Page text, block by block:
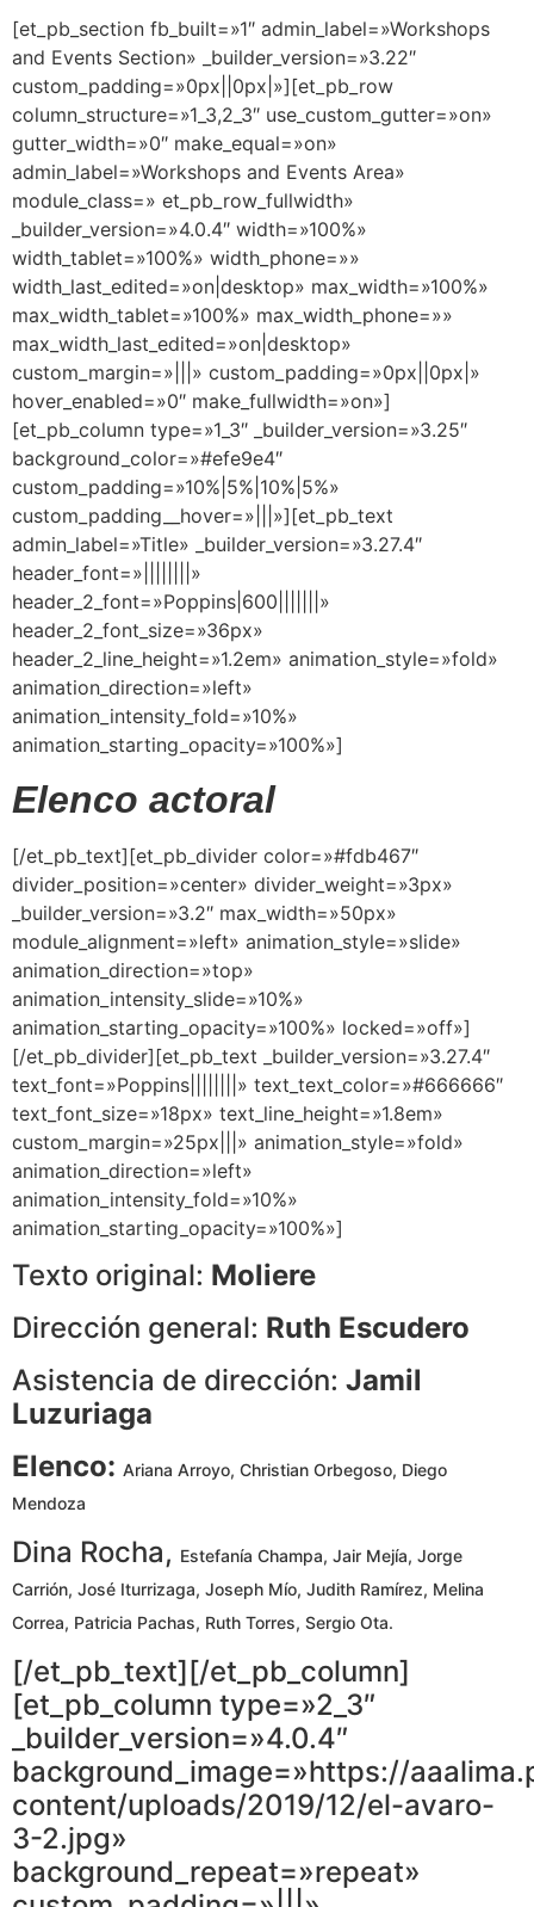
[et_pb_section fb_built=»1″ admin_label=»Workshops
and Events Section» _builder_version=»3.22″
custom_padding=»0px||0px|»][et_pb_row
column_structure=»1_3,2_3″ use_custom_gutter=»on»
gutter_width=»0″ make_equal=»on»
admin_label=»Workshops and Events Area»
module_class=» et_pb_row_fullwidth»
_builder_version=»4.0.4″ width=»100%»
width_tablet=»100%» width_phone=»»
width_last_edited=»on|desktop» max_width=»100%»
max_width_tablet=»100%» max_width_phone=»»
max_width_last_edited=»on|desktop»
custom_margin=»|||» custom_padding=»0px||0px|»
hover_enabled=»0″ make_fullwidth=»on»]
[et_pb_column type=»1_3″ _builder_version=»3.25″
background_color=»#efe9e4″
custom_padding=»10%|5%|10%|5%»
custom_padding__hover=»|||»][et_pb_text
admin_label=»Title» _builder_version=»3.27.4″
header_font=»||||||||»
header_2_font=»Poppins|600|||||||»
header_2_font_size=»36px»
header_2_line_height=»1.2em» animation_style=»fold»
animation_direction=»left»
animation_intensity_fold=»10%»
animation_starting_opacity=»100%»]
Elenco actoral
[/et_pb_text][et_pb_divider color=»#fdb467″
divider_position=»center» divider_weight=»3px»
_builder_version=»3.2″ max_width=»50px»
module_alignment=»left» animation_style=»slide»
animation_direction=»top»
animation_intensity_slide=»10%»
animation_starting_opacity=»100%» locked=»off»]
[/et_pb_divider][et_pb_text _builder_version=»3.27.4″
text_font=»Poppins||||||||» text_text_color=»#666666″
text_font_size=»18px» text_line_height=»1.8em»
custom_margin=»25px|||» animation_style=»fold»
animation_direction=»left»
animation_intensity_fold=»10%»
animation_starting_opacity=»100%»]
Texto original: Moliere
Dirección general: Ruth Escudero
Asistencia de dirección: Jamil
Luzuriaga
Elenco: Ariana Arroyo, Christian Orbegoso, Diego
Mendoza
Dina Rocha, Estefanía Champa, Jair Mejía, Jorge
Carrión, José Iturrizaga, Joseph Mío, Judith Ramírez, Melina
Correa, Patricia Pachas, Ruth Torres, Sergio Ota.
[/et_pb_text][/et_pb_column]
[et_pb_column type=»2_3″
_builder_version=»4.0.4″
background_image=»https://
content/uploads/2019/12/el-avaro-
3-2.jpg»
background_repeat=»repeat»